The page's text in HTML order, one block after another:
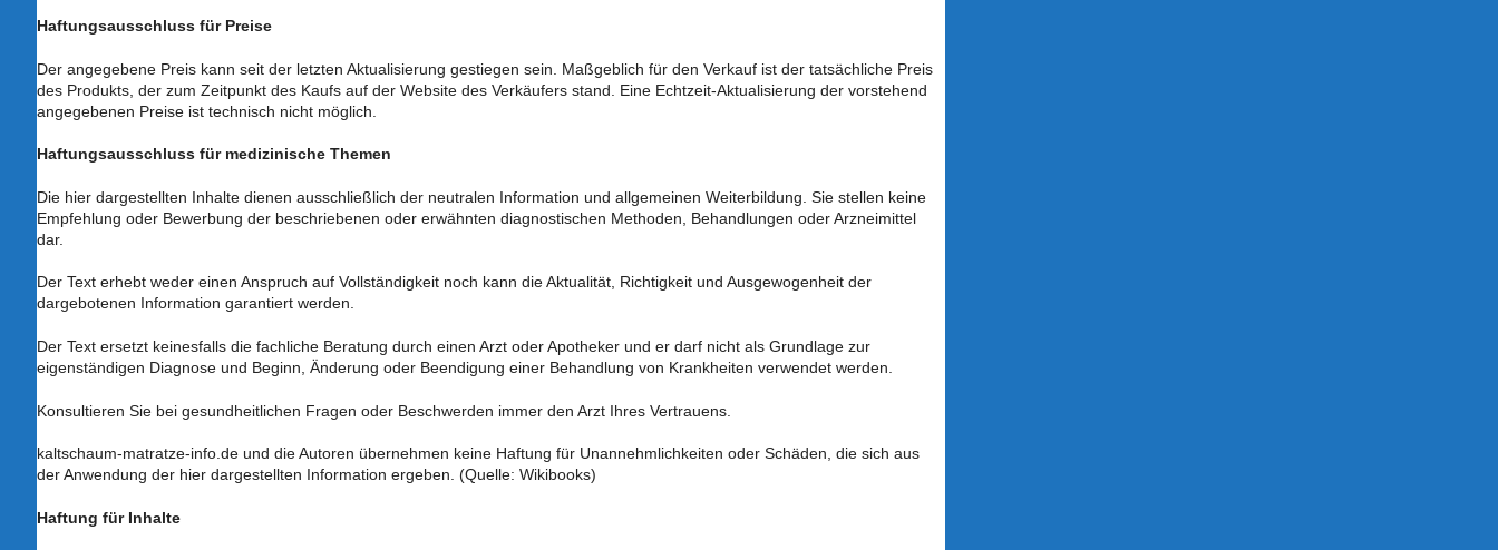
Haftungsausschluss für Preise
Der angegebene Preis kann seit der letzten Aktualisierung gestiegen sein. Maßgeblich für den Verkauf ist der tatsächliche Preis
des Produkts, der zum Zeitpunkt des Kaufs auf der Website des Verkäufers stand. Eine Echtzeit-Aktualisierung der vorstehend
angegebenen Preise ist technisch nicht möglich.
Haftungsausschluss für medizinische Themen
Die hier dargestellten Inhalte dienen ausschließlich der neutralen Information und allgemeinen Weiterbildung. Sie stellen keine
Empfehlung oder Bewerbung der beschriebenen oder erwähnten diagnostischen Methoden, Behandlungen oder Arzneimittel
dar.
Der Text erhebt weder einen Anspruch auf Vollständigkeit noch kann die Aktualität, Richtigkeit und Ausgewogenheit der
dargebotenen Information garantiert werden.
Der Text ersetzt keinesfalls die fachliche Beratung durch einen Arzt oder Apotheker und er darf nicht als Grundlage zur
eigenständigen Diagnose und Beginn, Änderung oder Beendigung einer Behandlung von Krankheiten verwendet werden.
Konsultieren Sie bei gesundheitlichen Fragen oder Beschwerden immer den Arzt Ihres Vertrauens.
kaltschaum-matratze-info.de und die Autoren übernehmen keine Haftung für Unannehmlichkeiten oder Schäden, die sich aus
der Anwendung der hier dargestellten Information ergeben. (Quelle: Wikibooks)
Haftung für Inhalte